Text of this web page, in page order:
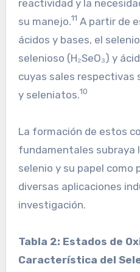
reactividad y la
su manejo.11 A partir de
ácidos y bases, el
selenioso (H₂SeO₃) y
cuyas sales respectivas
y seleniatos.10
La formación de estos
fundamentales subraya
selenio y su papel como
diversas aplicaciones
investigación.
Tabla 2: Estados de
Característica del